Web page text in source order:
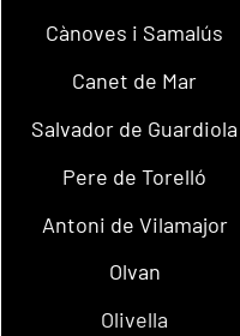
Cànoves i Samalús
Canet de Mar
Salvador de Guardiola
Pere de Torelló
Antoni de Vilamajor
Olvan
Olivella